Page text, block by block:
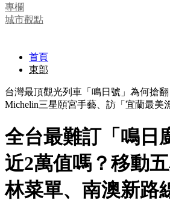
專欄
城市觀點
首頁
東部
台灣最頂觀光列車「鳴日號」為何搶
Michelin三星頤宮手藝、訪「宜蘭最美
全台最難訂「鳴日
近2萬值嗎？移動
林菜單、南澳新路